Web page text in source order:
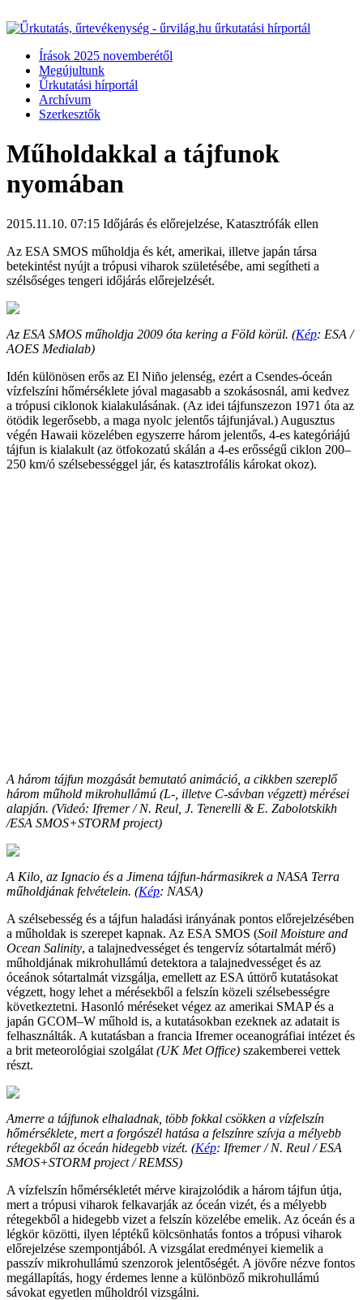
Írások 2025 novemberétől
Megújultunk
Űrkutatási hírportál
Archívum
Szerkesztők
Műholdakkal a tájfunok
nyomában
2015.11.10. 07:15 Időjárás és előrejelzése, Katasztrófák ellen
Az ESA SMOS műholdja és két, amerikai, illetve japán társa
betekintést nyújt a trópusi viharok születésébe, ami segítheti a
szélsőséges tengeri időjárás előrejelzését.
Az ESA SMOS műholdja 2009 óta kering a Föld körül. (Kép: ESA /
AOES Medialab)
Idén különösen erős az El Niño jelenség, ezért a Csendes-óceán
vízfelszíni hőmérséklete jóval magasabb a szokásosnál, ami kedvez
a trópusi ciklonok kialakulásának. (Az idei tájfunszezon 1971 óta az
ötödik legerősebb, a maga nyolc jelentős tájfunjával.) Augusztus
végén Hawaii közelében egyszerre három jelentős, 4-es kategóriájú
tájfun is kialakult (az ötfokozatú skálán a 4-es erősségű ciklon 200–
250 km/ó szélsebességgel jár, és katasztrofális károkat okoz).
A három tájfun mozgását bemutató animáció, a cikkben szereplő
három műhold mikrohullámú (L-, illetve C-sávban végzett) mérései
alapján. (Videó: Ifremer / N. Reul, J. Tenerelli & E. Zabolotskikh
/ESA SMOS+STORM project)
A Kilo, az Ignacio és a Jimena tájfun-hármasikrek a NASA Terra
műholdjának felvételein. (Kép: NASA)
A szélsebesség és a tájfun haladási irányának pontos előrejelzésében
a műholdak is szerepet kapnak. Az ESA SMOS (Soil Moisture and
Ocean Salinity, a talajnedvességet és tengervíz sótartalmát mérő)
műholdjának mikrohullámú detektora a talajnedvességet és az
óceánok sótartalmát vizsgálja, emellett az ESA úttörő kutatásokat
végzett, hogy lehet a mérésekből a felszín közeli szélsebességre
következtetni. Hasonló méréseket végez az amerikai SMAP és a
japán GCOM–W műhold is, a kutatásokban ezeknek az adatait is
felhasználták. A kutatásban a francia Ifremer oceanográfiai intézet és
a brit meteorológiai szolgálat (UK Met Office) szakemberei vettek
részt.
Amerre a tájfunok elhaladnak, több fokkal csökken a vízfelszín
hőmérséklete, mert a forgószél hatása a felszínre szívja a mélyebb
rétegekből az óceán hidegebb vizét. (Kép: Ifremer / N. Reul / ESA
SMOS+STORM project / REMSS)
A vízfelszín hőmérsékletét mérve kirajzolódik a három tájfun útja,
mert a trópusi viharok felkavarják az óceán vizét, és a mélyebb
rétegekből a hidegebb vizet a felszín közelébe emelik. Az óceán és a
légkör közötti, ilyen léptékű kölcsönhatás fontos a trópusi viharok
előrejelzése szempontjából. A vizsgálat eredményei kiemelik a
passzív mikrohullámú szenzorok jelentőségét. A jövőre nézve fontos
megállapítás, hogy érdemes lenne a különböző mikrohullámú
sávokat egyetlen műholdról vizsgálni.